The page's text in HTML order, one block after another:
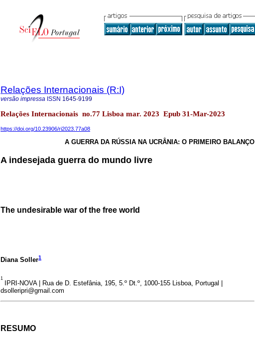
Relações Internacionais (R:I)
versão impressa ISSN 1645-9199
Relações Internacionais no.77 Lisboa mar. 2023 Epub 31-Mar-2023
https://doi.org/10.23906/ri2023.77a08
A GUERRA DA RÚSSIA NA UCRÂNIA: O PRIMEIRO BALANÇO
A indesejada guerra do mundo livre
The undesirable war of the free world
Diana Soller1
1
IPRI-NOVA | Rua de D. Estefânia, 195, 5.º Dt.º, 1000-155 Lisboa, Portugal |
dsolleripri@gmail.com
RESUMO